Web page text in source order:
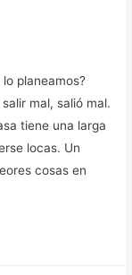
planeamos?
mal, salió mal.
tiene una larga
locas. Un
cosas en